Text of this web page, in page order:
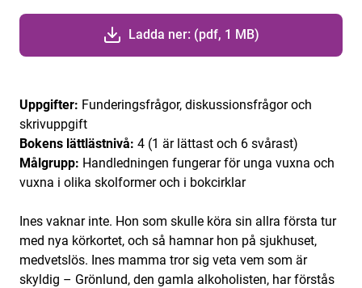
Ladda ner: (pdf, 1 MB)
Uppgifter: Funderingsfrågor, diskussionsfrågor och
skrivuppgift
Bokens lättlästnivå: 4 (1 är lättast och 6 svårast)
Målgrupp: Handledningen fungerar för unga vuxna och
vuxna i olika skolformer och i bokcirklar
Ines vaknar inte. Hon som skulle köra sin allra första tur
med nya körkortet, och så hamnar hon på sjukhuset,
medvetslös. Ines mamma tror sig veta vem som är
skyldig – Grönlund, den gamla alkoholisten, har förstås